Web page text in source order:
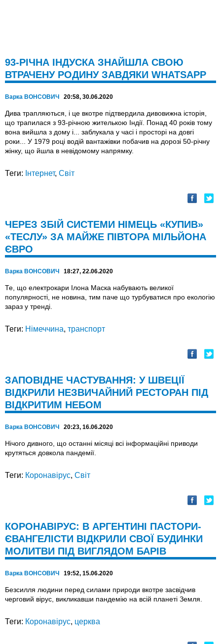
93-РІЧНА ІНДУСКА ЗНАЙШЛА СВОЮ
ВТРАЧЕНУ РОДИНУ ЗАВДЯКИ WHATSAPP
Варка ВОНСОВИЧ 20:58, 30.06.2020
Дива трапляються, і це вкотре підтвердила дивовижна історія,
що трапилася з 93-річною жителькою Індії. Понад 40 років тому
вона вийшла з дому і... заблукала у часі і просторі на довгі
роки... У 1979 році водій вантажівки побачив на дорозі 50-річну
жінку, що йшла в невідомому напрямку.
Теги: Інтернет, Світ
ЧЕРЕЗ ЗБІЙ СИСТЕМИ НІМЕЦЬ «КУПИВ»
«ТЕСЛУ» ЗА МАЙЖЕ ПІВТОРА МІЛЬЙОНА
ЄВРО
Варка ВОНСОВИЧ 18:27, 22.06.2020
Те, що електрокари Ілона Маска набувають великої
популярності, не новина, тим паче що турбуватися про екологію
зараз у тренді.
Теги: Німеччина, транспорт
ЗАПОВІДНЕ ЧАСТУВАННЯ: У ШВЕЦІЇ
ВІДКРИЛИ НЕЗВИЧАЙНИЙ РЕСТОРАН ПІД
ВІДКРИТИМ НЕБОМ
Варка ВОНСОВИЧ 20:23, 16.06.2020
Нічого дивного, що останні місяці всі інформаційні приводи
крутяться довкола пандемії.
Теги: Коронавірус, Світ
КОРОНАВІРУС: В АРГЕНТИНІ ПАСТОРИ-
ЄВАНГЕЛІСТИ ВІДКРИЛИ СВОЇ БУДИНКИ
МОЛИТВИ ПІД ВИГЛЯДОМ БАРІВ
Варка ВОНСОВИЧ 19:52, 15.06.2020
Безсилля людини перед силами природи вкотре засвідчив
черговий вірус, викликавши пандемію на всій планеті Земля.
Теги: Коронавірус, церква